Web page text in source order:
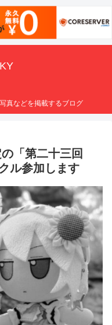
真などを掲載するブログ
「第二十三回
ル参加します